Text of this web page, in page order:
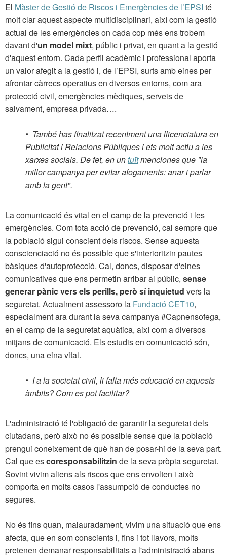
El Màster de Gestió de Riscos i Emergències de l’EPSI té
molt clar aquest aspecte multidisciplinari, així com la gestió
actual de les emergències on cada cop més ens trobem
davant d'un model mixt, públic i privat, en quant a la gestió
d'aquest entorn. Cada perfil acadèmic i professional aporta
un valor afegit a la gestió i, de l’EPSI, surts amb eines per
afrontar càrrecs operatius en diversos entorns, com ara
protecció civil, emergències mèdiques, serveis de
salvament, empresa privada….
• També has finalitzat recentment una llicenciatura en
Publicitat i Relacions Públiques i ets molt actiu a les
xarxes socials. De fet, en untuïtmenciones que "la
millor campanya per evitar afogaments: anar i parlar
amb la gent".
La comunicació és vital en el camp de la prevenció i les
emergències. Com tota acció de prevenció, cal sempre que
la població sigui conscient dels riscos. Sense aquesta
conscienciació no és possible que s'interioritzin pautes
bàsiques d'autoprotecció. Cal, doncs, disposar d'eines
comunicatives que ens permetin arribar al públic, sense
generar pànic vers els perills, però sí inquietud vers la
seguretat. Actualment assessoro la Fundació CET10,
especialment ara durant la seva campanya #Capnensofega,
en el camp de la seguretat aquàtica, així com a diversos
mitjans de comunicació. Els estudis en comunicació són,
doncs, una eina vital.
• I a la societat civil, li falta més educació en aquests
àmbits? Com es pot facilitar?
L'administració té l'obligació de garantir la seguretat dels
ciutadans, però això no és possible sense que la població
prengui coneixement de què han de posar-hi de la seva part.
Cal que escoresponsabilitzin de la seva pròpia seguretat.
Sovint vivim aliens als riscos que ens envolten i això
comporta en molts casos l'assumpció de conductes no
segures.
No és fins quan, malauradament, vivim una situació que ens
afecta, que en som conscients i, fins i tot llavors, molts
pretenen demanar responsabilitats a l'administració abans